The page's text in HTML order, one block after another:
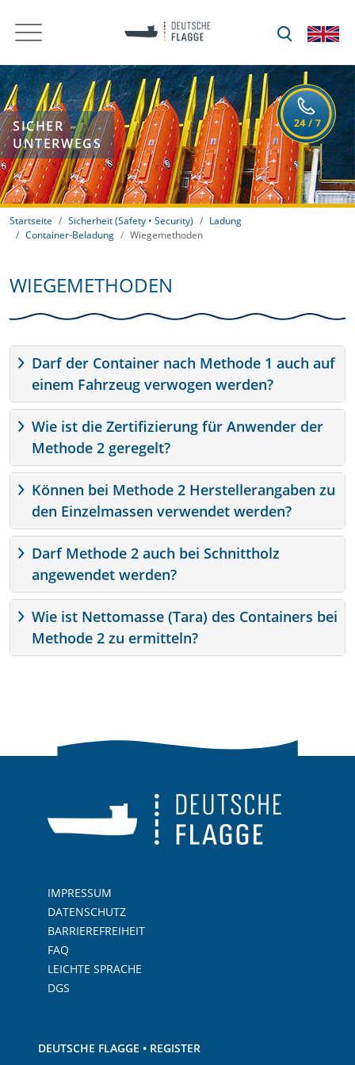
SICHER
UNTERWEGS
Startseite Sicherheit (Safety • Security)
Ladung
Container-Beladung
Wiegemethoden
WIEGEMETHODEN
Darf der Container nach Methode 1 auch auf
einem Fahrzeug verwogen werden?
Wie ist die Zertifizierung für Anwender der
Methode 2 geregelt?
Können bei Methode 2 Herstellerangaben zu
den Einzelmassen verwendet werden?
Darf Methode 2 auch bei Schnittholz
angewendet werden?
Wie ist Nettomasse (Tara) des Containers bei
Methode 2 zu ermitteln?
IMPRESSUM
DATENSCHUTZ
BARRIEREFREIHEIT
FAQ
LEICHTE SPRACHE
DGS
DEUTSCHE FLAGGE • REGISTER